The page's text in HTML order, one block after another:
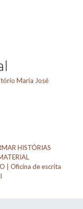
Maria José
HISTÓRIAS
| Oficina de escrita